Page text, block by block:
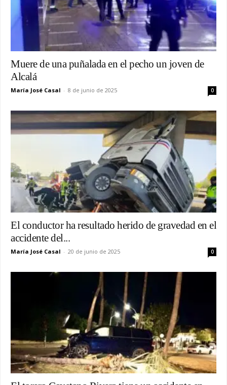
Muere de una puñalada en el pecho un joven de
Alcalá
María José Casal - 8 de junio de 2025 0
El conductor ha resultado herido de gravedad en el
accidente del...
María José Casal - 20 de junio de 2025 0